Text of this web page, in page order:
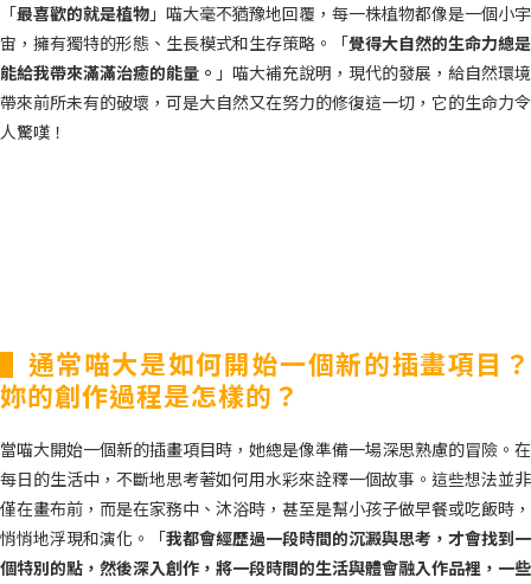
「最喜歡的就是植物 」喵大毫不猶豫地回覆，每一株植物都像是一個小宇
宙，擁有獨特的形態、生長模式和生存策略。「覺得大自然的生命力總是
能給我帶來滿滿治癒的能量。 」喵大補充說明，現代的發展，給自然環境
帶來前所未有的破壞，可是大自然又在努力的修復這一切，它的生命力令
人驚嘆！
▌通常喵大是如何開始一個新的插畫項目？
妳的創作過程是怎樣的？
當喵大開始一個新的插畫項目時，她總是像準備一場深思熟慮的冒險。在
每日的生活中，不斷地思考著如何用水彩來詮釋一個故事。這些想法並非
僅在畫布前，而是在家務中、沐浴時，甚至是幫小孩子做早餐或吃飯時，
悄悄地浮現和演化。「我都會經歷過一段時間的沉澱與思考，才會找到一
個特別的點，然後深入創作，將一段時間的生活與體會融入作品裡，一些